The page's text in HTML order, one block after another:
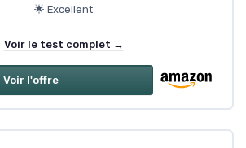
🌟 Excellent
Voir le test complet →
Voir l'offre